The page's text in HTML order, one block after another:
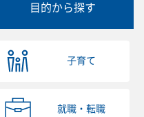
目的から探す
子育て
就職・転職